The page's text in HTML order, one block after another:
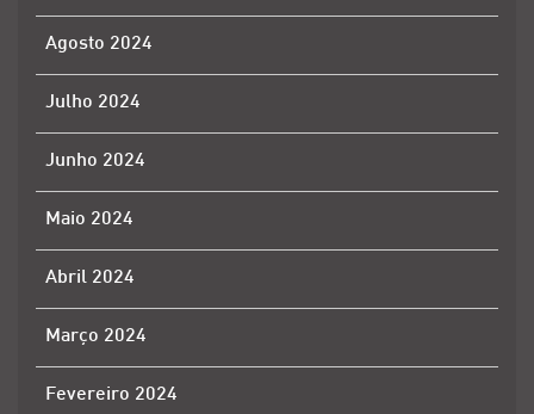
Agosto 2024
Julho 2024
Junho 2024
Maio 2024
Abril 2024
Março 2024
Fevereiro 2024